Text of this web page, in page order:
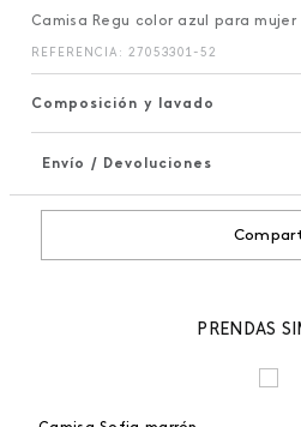
Camisa Regu color azul para mujer
REFERENCIA : 27053301-52
Composición y lavado
Envío / Devoluciones
PRENDAS